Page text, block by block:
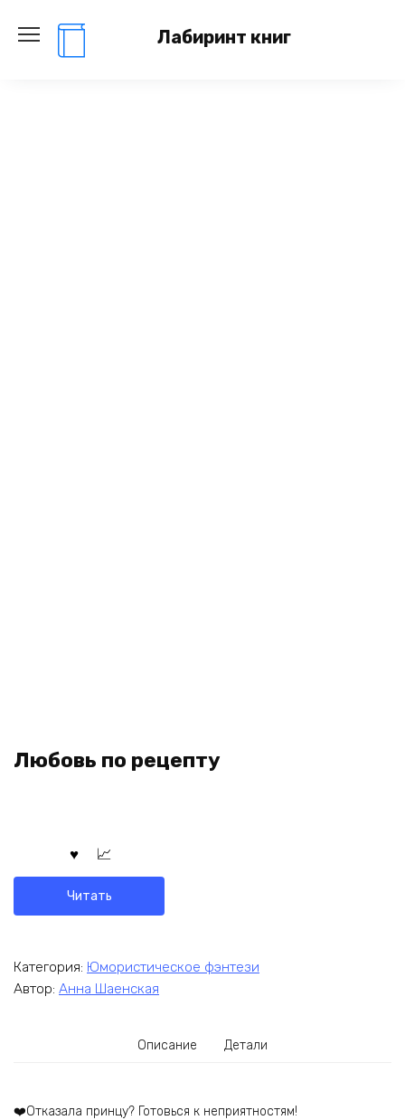
содержанию
Лабиринт книг
Любовь по рецепту
Читать
Категория: Юмористическое фэнтези
Автор: Анна Шаенская
Описание Детали
❤️Отказала принцу? Готовься к неприятностям!